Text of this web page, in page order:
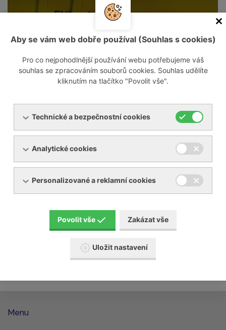
Servis dmychadel, vývěv
Servis kompresorů
Servis sušiček a filtrů stlačených plynů
Revize chladícího zařízení
Menu
Aby se vám web dobře používal (Souhlas s cookies)
Pro co nejpohodlnější používání webu potřebujeme váš
souhlas se zpracováním souborů cookies. Souhlas udělíte
kliknutím na tlačítko "Povolit vše".
Technické a bezpečnostní cookies
Analytické cookies
Personalizované a reklamní cookies
Povolit vše Zakázat vše
Uložit nastavení